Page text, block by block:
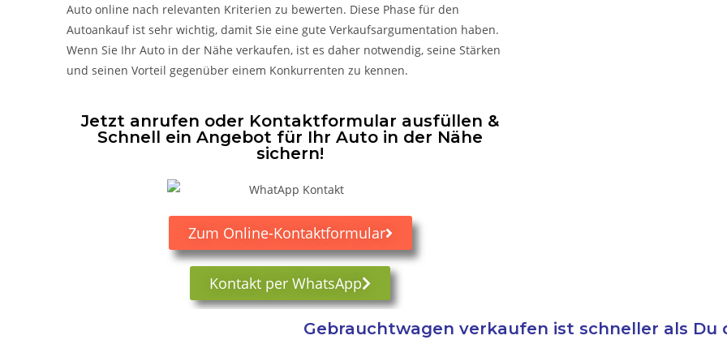
Auto online nach relevanten Kriterien zu bewerten. Diese Phase für den
Autoankauf ist sehr wichtig, damit Sie eine gute Verkaufsargumentation haben.
Wenn Sie Ihr Auto in der Nähe verkaufen, ist es daher notwendig, seine Stärken
und seinen Vorteil gegenüber einem Konkurrenten zu kennen.
Jetzt anrufen oder Kontaktformular ausfüllen &
Schnell ein Angebot für Ihr Auto in der Nähe
sichern!
Zum Online-Kontaktformular
Kontakt per WhatsApp
Gebrauchtwagen verkaufen ist schneller als Du